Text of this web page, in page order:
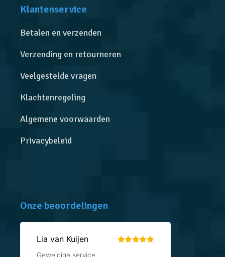
Klantenservice
Betalen en verzenden
Verzending en retourneren
Veelgestelde vragen
Klachtenregeling
Algemene voorwaarden
Privacybeleid
Onze beoordelingen